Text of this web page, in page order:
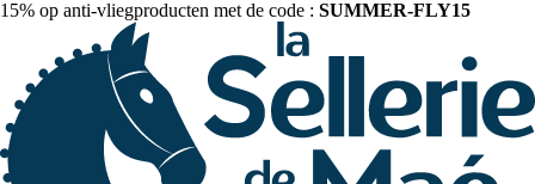
15% op anti-vliegproducten met de code : SUMMER-FLY15